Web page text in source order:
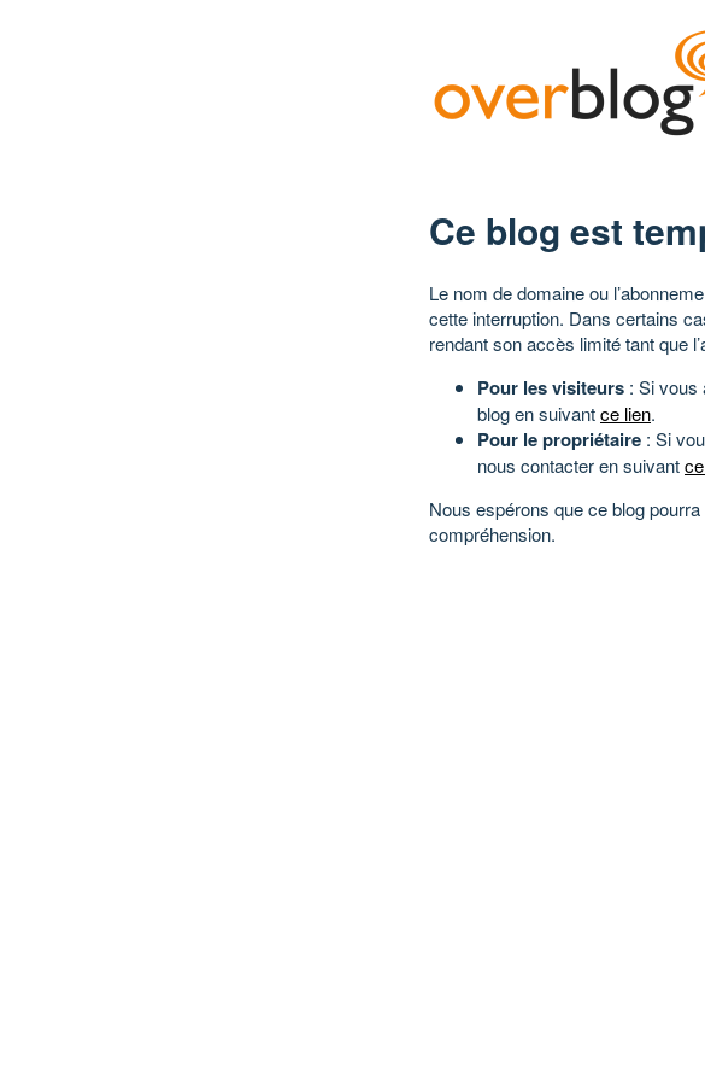
Ce blog est
Le nom de domaine ou
cette interruption. Dans certains
rendant son accès limité tant que
Pour les visiteurs : Si vous
blog en suivantce lien.
Pour le propriétaire : Si
nous contacter en suivant
Nous espérons que ce blog
compréhension.